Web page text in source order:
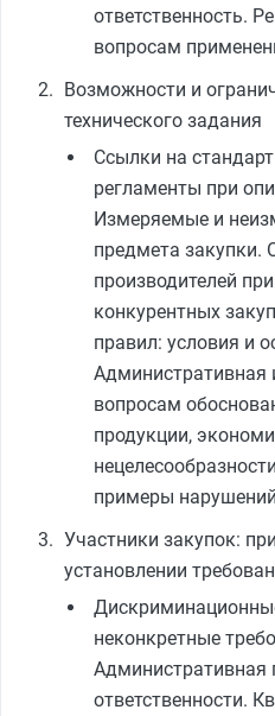
ответственность.
вопросам
Возможности и
технического задания
Ссылки на
регламенты при
Измеряемые и
предмета закупки.
производителей
конкурентных
правил: условия и
Административная
вопросам
продукции,
примеры нарушений
Участники закупок:
установлении
неконкретные
Административная
ответственности.